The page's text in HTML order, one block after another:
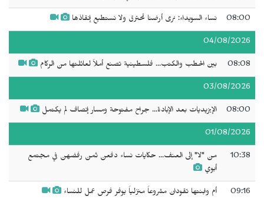
08:00 نساء السويداء: نرى أرضنا تحترق ولا نستطيع إنقاذها
04/08/2026
08:08 بين الحطب والكتب... فلسطينية تصنع أملاً لعائلتها من الركام
03/08/2026
08:00 الإيزيديات بعد الإبادة... جراح مفتوحة ومسار إنصاف لم يكتمل
01/08/2026
10:38
من "لا" إلى العنف... حكايات نساء دفعن ثمن رفضهن في مجتمع
أبوي
09:16 أم وابنتها تقودان مشروعاً منزلياً يوفر فرص عمل للنساء